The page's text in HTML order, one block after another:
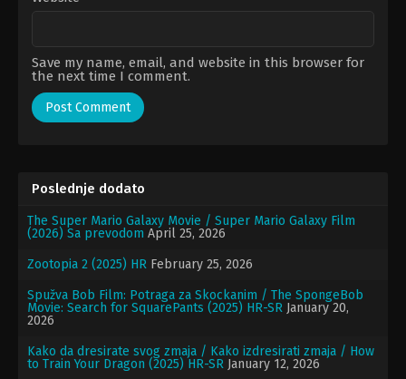
Save my name, email, and website in this browser for
the next time I comment.
Poslednje dodato
The Super Mario Galaxy Movie / Super Mario Galaxy Film
(2026) Sa prevodom April 25, 2026
Zootopia 2 (2025) HR February 25, 2026
Spužva Bob Film: Potraga za Skockanim / The SpongeBob
Movie: Search for SquarePants (2025) HR-SR January 20,
2026
Kako da dresirate svog zmaja / Kako izdresirati zmaja / How
to Train Your Dragon (2025) HR-SR January 12, 2026